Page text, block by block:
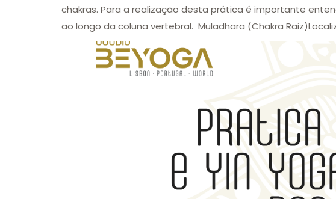
chakras. Para a realização desta prática é importante
ao longo da coluna vertebral. Muladhara (Chakra